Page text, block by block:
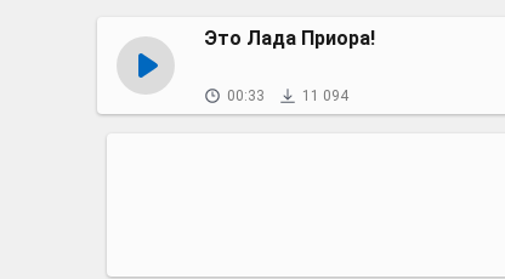
Это Лада Приора!
00:33 11 094